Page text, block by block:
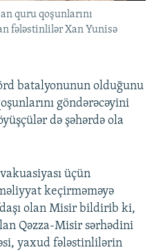
quru qoşunlarını
fələstinlilər Xan Yunisə
batalyonunun olduğunu
göndərəcəyini
də şəhərdə ola
üçün
keçirməməyə
olan Misir bildirib ki,
Qəzza-Misir sərhədini
yaxud fələstinlilərin